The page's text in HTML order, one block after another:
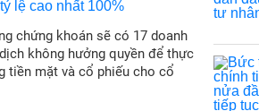
chứng khoán sẽ có 17 doanh
không hưởng quyền để thực
tiền mặt và cổ phiếu cho cổ